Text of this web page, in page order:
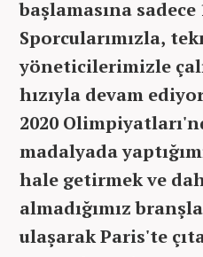
başlamasına sadece
Sporcularımızla,
yöneticilerimizle
hızıyla devam
2020
madalyada
hale getirmek ve
almadığımız
ulaşarak Paris'te